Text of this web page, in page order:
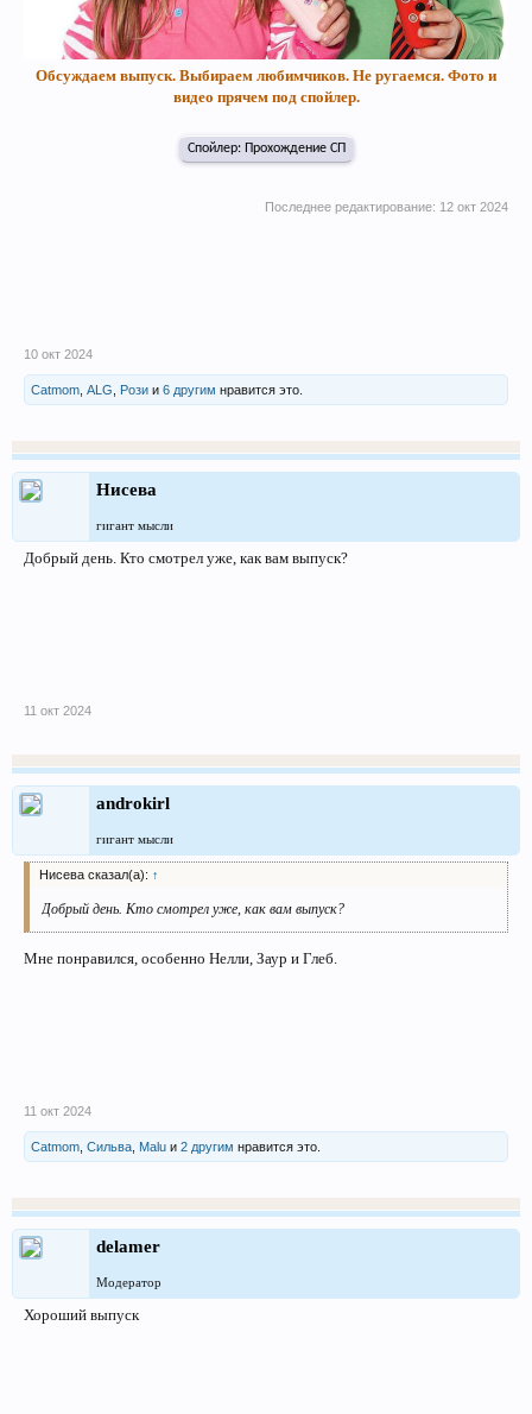
Обсуждаем выпуск. Выбираем любимчиков. Не ругаемся. Фото и
видео прячем под спойлер.
Спойлер: Прохождение СП
Последнее редактирование: 12 окт 2024
10 окт 2024
Catmom ALG Рози и 6 другим нравится это.
Нисева
гигант мысли
Добрый день. Кто смотрел уже, как вам выпуск?
11 окт 2024
androkirl
гигант мысли
Нисева сказал(а): ↑
Добрый день. Кто смотрел уже, как вам выпуск?
Мне понравился, особенно Нелли, Заур и Глеб.
11 окт 2024
Catmom Сильва Malu и 2 другим нравится это.
delamer
Модератор
Хороший выпуск